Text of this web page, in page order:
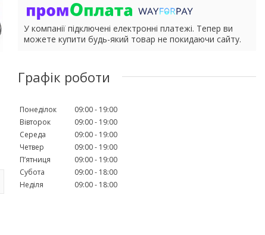
У компанії підключені електронні платежі. Тепер ви
можете купити будь-який товар не покидаючи сайту.
Графік роботи
Понеділок 09:00
19:00
Вівторок
09:00
19:00
Середа
09:00
19:00
Четвер
09:00
19:00
Пʼятниця
09:00
19:00
Субота
09:00
18:00
Неділя
09:00 18:00